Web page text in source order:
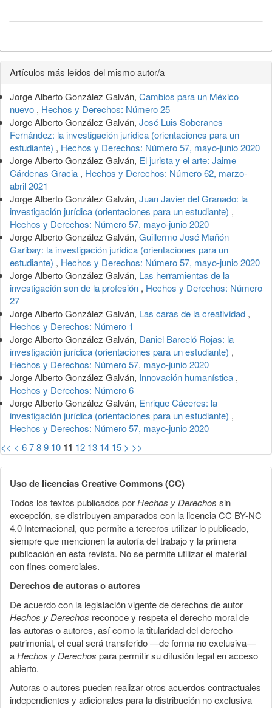
Detalles
del
artículo
Artículos más leídos del mismo autor/a
Jorge Alberto González Galván, Cambios para un México
nuevo , Hechos y Derechos: Número 25
Jorge Alberto González Galván, José Luis Soberanes
Fernández: la investigación jurídica (orientaciones para un
estudiante) , Hechos y Derechos: Número 57, mayo-junio 2020
Jorge Alberto González Galván, El jurista y el arte: Jaime
Cárdenas Gracia , Hechos y Derechos: Número 62, marzo-
abril 2021
Jorge Alberto González Galván, Juan Javier del Granado: la
investigación jurídica (orientaciones para un estudiante) ,
Hechos y Derechos: Número 57, mayo-junio 2020
Jorge Alberto González Galván, Guillermo José Mañón
Garibay: la investigación jurídica (orientaciones para un
estudiante) , Hechos y Derechos: Número 57, mayo-junio 2020
Jorge Alberto González Galván, Las herramientas de la
investigación son de la profesión , Hechos y Derechos: Número
27
Jorge Alberto González Galván, Las caras de la creatividad ,
Hechos y Derechos: Número 1
Jorge Alberto González Galván, Daniel Barceló Rojas: la
investigación jurídica (orientaciones para un estudiante) ,
Hechos y Derechos: Número 57, mayo-junio 2020
Jorge Alberto González Galván, Innovación humanística ,
Hechos y Derechos: Número 6
Jorge Alberto González Galván, Enrique Cáceres: la
investigación jurídica (orientaciones para un estudiante) ,
Hechos y Derechos: Número 57, mayo-junio 2020
<< < 6789 10 11 12 13 14 15 > >>
Uso de licencias Creative Commons (CC)
Todos los textos publicados porHechos y Derechos sin
excepción, se distribuyen amparados con la licencia CC BY-NC
4.0 Internacional, que permite a terceros utilizar lo publicado,
siempre que mencionen la autoría del trabajo y la primera
publicación en esta revista. No se permite utilizar el material
con fines comerciales.
Derechos de autoras o autores
De acuerdo con la legislación vigente de derechos de autor
Hechos y Derechos reconoce y respeta el derecho moral de
las autoras o autores, así como la titularidad del derecho
patrimonial, el cual será transferido —de forma no exclusiva—
aHechos y Derechos para permitir su difusión legal en acceso
abierto.
Autoras o autores pueden realizar otros acuerdos contractuales
independientes y adicionales para la distribución no exclusiva